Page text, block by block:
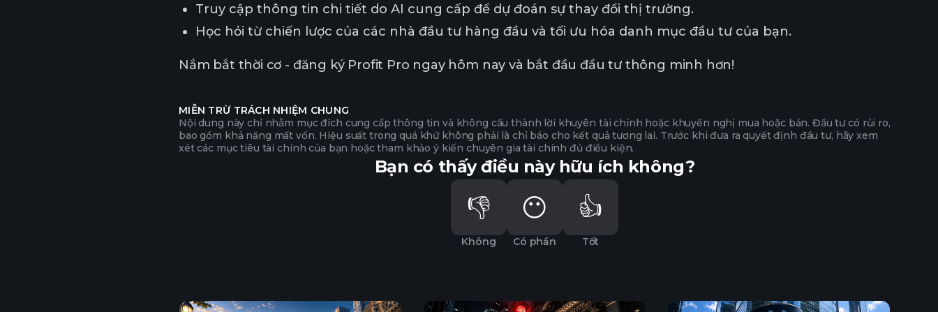
Truy cập thông tin chi tiết do AI cung cấp để dự đoán sự thay đổi thị trường.
Học hỏi từ chiến lược của các nhà đầu tư hàng đầu và tối ưu hóa danh mục đầu tư của bạn.
Nắm bắt thời cơ - đăng ký Profit Pro ngay hôm nay và bắt đầu đầu tư thông minh hơn!
MIỄN TRỪ TRÁCH NHIỆM CHUNG
Nội dung này chỉ nhằm mục đích cung cấp thông tin và không cấu thành lời khuyên tài chính hoặc khuyến nghị mua hoặc bán. Đầu tư có rủi ro,
bao gồm khả năng mất vốn. Hiệu suất trong quá khứ không phải là chỉ báo cho kết quả tương lai. Trước khi đưa ra quyết định đầu tư, hãy xem
xét các mục tiêu tài chính của bạn hoặc tham khảo ý kiến chuyên gia tài chính đủ điều kiện.
Bạn có thấy điều này hữu ích không?
👎
Không
😶
Có phần
👍
Tốt